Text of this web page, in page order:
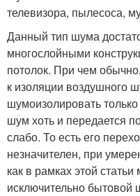
телевизора, пылесоса,
Данный тип шума
многослойными
потолок. При чем
к изоляции воздушного
шумоизолировать
шум хоть и передается
слабо. То есть его
незначителен, при
как в рамках этой
исключительно